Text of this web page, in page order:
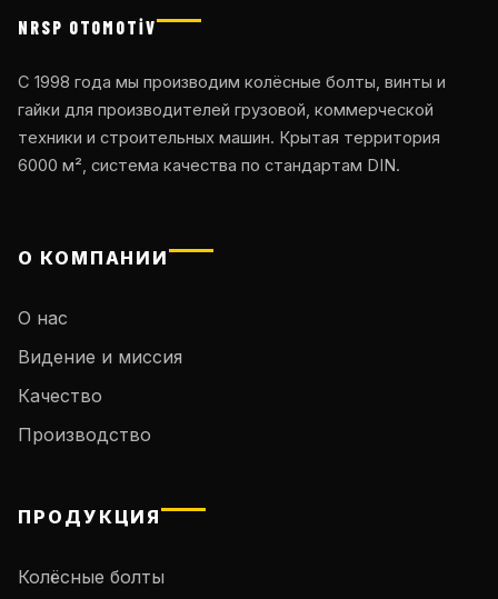
NRSP OTOMOTİV
С 1998 года мы производим колёсные болты, винты и
гайки для производителей грузовой, коммерческой
техники и строительных машин. Крытая территория
6000 м², система качества по стандартам DIN.
О КОМПАНИИ
О нас
Видение и миссия
Качество
Производство
ПРОДУКЦИЯ
Колёсные болты